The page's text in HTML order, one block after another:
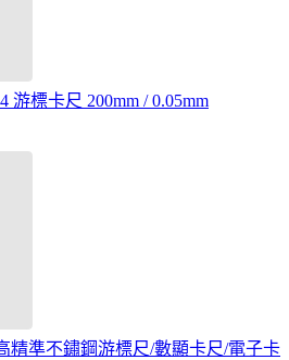
游標卡尺 200mm / 0.05mm
精準不鏽鋼游標尺/數顯卡尺/電子卡